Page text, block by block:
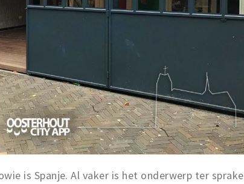
is Spanje. Al vaker is het onderwerp ter sprake